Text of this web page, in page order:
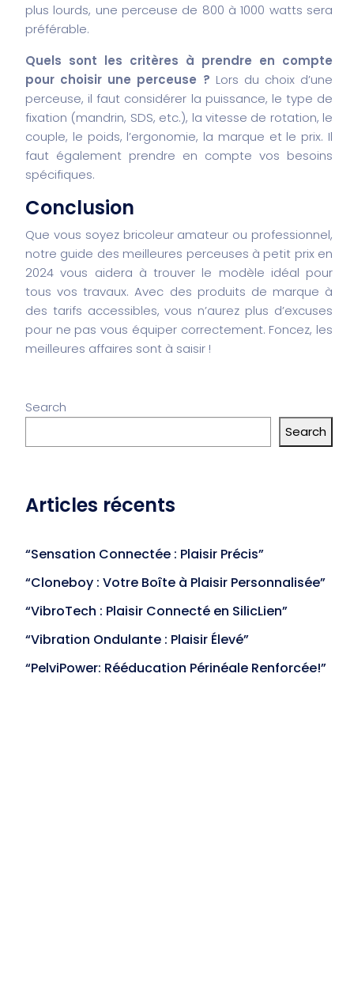
plus lourds, une perceuse de 800 à 1000 watts sera
préférable.
Quels sont les critères à prendre en compte
pour choisir une perceuse ? Lors du choix d’une
perceuse, il faut considérer la puissance, le type de
fixation (mandrin, SDS, etc.), la vitesse de rotation, le
couple, le poids, l’ergonomie, la marque et le prix. Il
faut également prendre en compte vos besoins
spécifiques.
Conclusion
Que vous soyez bricoleur amateur ou professionnel,
notre guide des meilleures perceuses à petit prix en
2024 vous aidera à trouver le modèle idéal pour
tous vos travaux. Avec des produits de marque à
des tarifs accessibles, vous n’aurez plus d’excuses
pour ne pas vous équiper correctement. Foncez, les
meilleures affaires sont à saisir !
Search
Search
Articles récents
“Sensation Connectée : Plaisir Précis”
“Cloneboy : Votre Boîte à Plaisir Personnalisée”
“VibroTech : Plaisir Connecté en SilicLien”
“Vibration Ondulante : Plaisir Élevé”
“PelviPower: Rééducation Périnéale Renforcée!”